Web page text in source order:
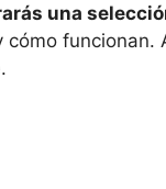
una
cómo